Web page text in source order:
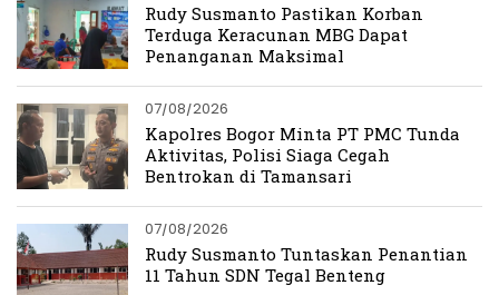
Rudy Susmanto Pastikan Korban
Terduga Keracunan MBG Dapat
Penanganan Maksimal
07/08/2026
Kapolres Bogor Minta PT PMC Tunda
Aktivitas, Polisi Siaga Cegah
Bentrokan di Tamansari
07/08/2026
Rudy Susmanto Tuntaskan Penantian
11 Tahun SDN Tegal Benteng